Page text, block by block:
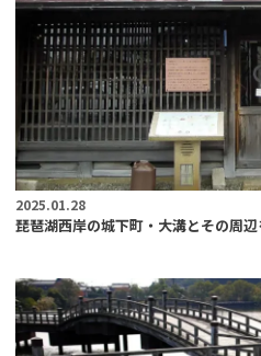
2025.01.28
琵琶湖西岸の城下町・大溝とその周辺